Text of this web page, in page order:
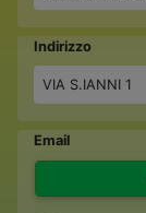
Indirizzo
VIA S.IANNI 1
Email